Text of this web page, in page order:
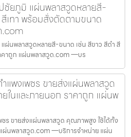
ชัยภูมิ แผ่นพลาสวูดหลายสี-
เทา พร้อมสั่งตัดตามขนาด
ผ่นพลาสวูดหลายสี-ขนาด เช่น สีขาว สีดำ สี
คาถูก แผ่นพลาสวูด.com —บร
แพงเพชร ขายส่งแผ่นพลาสวูด
ในและภายนอก ราคาถูก แผ่นพ
ร ขายส่งแผ่นพลาสวูด คุณภาพสูง ใช้ได้ทั้ง
ผ่นพลาสวูด.com —บริการจำหน่าย แผ่น